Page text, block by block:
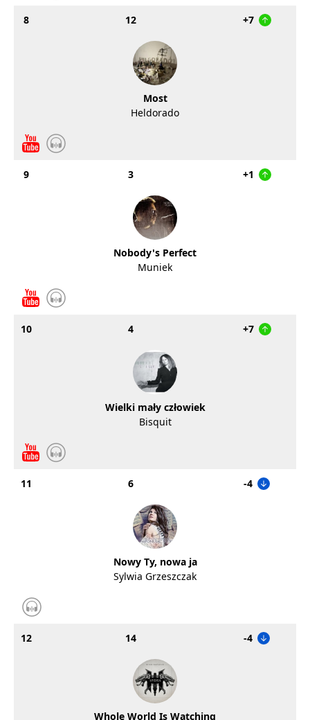
8 12 +7
Most
Heldorado
9 3 +1
Nobody's Perfect
Muniek
10 4 +7
Wielki mały człowiek
Bisquit
11 6 -4
Nowy Ty, nowa ja
Sylwia Grzeszczak
12 14 -4
Whole World Is Watching